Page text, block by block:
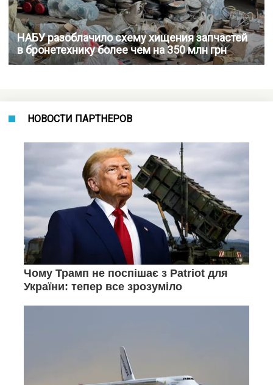
НАБУ разоблачило схему хищения запчастей
в бронетехнику более чем на 350 млн грн
НОВОСТИ ПАРТНЕРОВ